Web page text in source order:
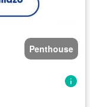
Penthouse